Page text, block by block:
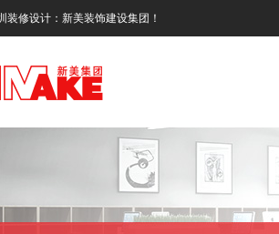
装修设计：新美装饰建设集团！